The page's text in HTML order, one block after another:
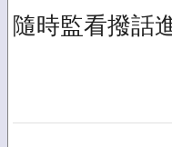
隨時監看撥話